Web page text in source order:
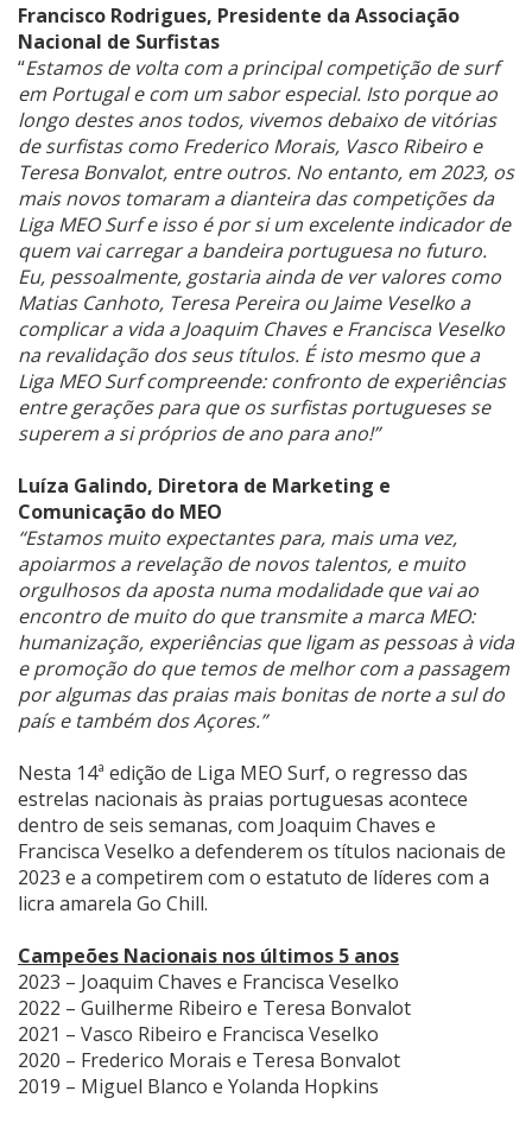
Francisco Rodrigues, Presidente da Associação
Nacional de Surfistas
“Estamos de volta com a principal competição de surf
em Portugal e com um sabor especial. Isto porque ao
longo destes anos todos, vivemos debaixo de vitórias
de surfistas como Frederico Morais, Vasco Ribeiro e
Teresa Bonvalot, entre outros. No entanto, em 2023, os
mais novos tomaram a dianteira das competições da
Liga MEO Surf e isso é por si um excelente indicador de
quem vai carregar a bandeira portuguesa no futuro.
Eu, pessoalmente, gostaria ainda de ver valores como
Matias Canhoto, Teresa Pereira ou Jaime Veselko a
complicar a vida a Joaquim Chaves e Francisca Veselko
na revalidação dos seus títulos. É isto mesmo que a
Liga MEO Surf compreende: confronto de experiências
entre gerações para que os surfistas portugueses se
superem a si próprios de ano para ano!”
Luíza Galindo, Diretora de Marketing e
Comunicação do MEO
“Estamos muito expectantes para, mais uma vez,
apoiarmos a revelação de novos talentos, e muito
orgulhosos da aposta numa modalidade que vai ao
encontro de muito do que transmite a marca MEO:
humanização, experiências que ligam as pessoas à vida
e promoção do que temos de melhor com a passagem
por algumas das praias mais bonitas de norte a sul do
país e também dos Açores.”
Nesta 14ª edição de Liga MEO Surf, o regresso das
estrelas nacionais às praias portuguesas acontece
dentro de seis semanas, com Joaquim Chaves e
Francisca Veselko a defenderem os títulos nacionais de
2023 e a competirem com o estatuto de líderes com a
licra amarela Go Chill.
Campeões Nacionais nos últimos 5 anos
2023 – Joaquim Chaves e Francisca Veselko
2022 – Guilherme Ribeiro e Teresa Bonvalot
2021 – Vasco Ribeiro e Francisca Veselko
2020 – Frederico Morais e Teresa Bonvalot
2019 – Miguel Blanco e Yolanda Hopkins